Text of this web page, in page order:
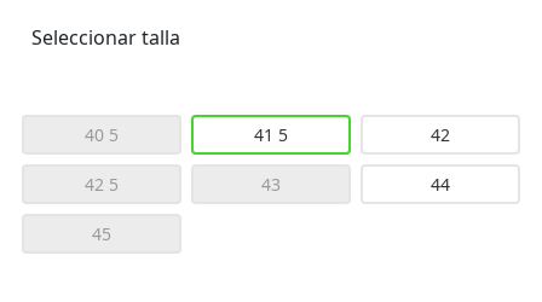
Seleccionar talla
40 5 41 5 42
42 5 43 44
45